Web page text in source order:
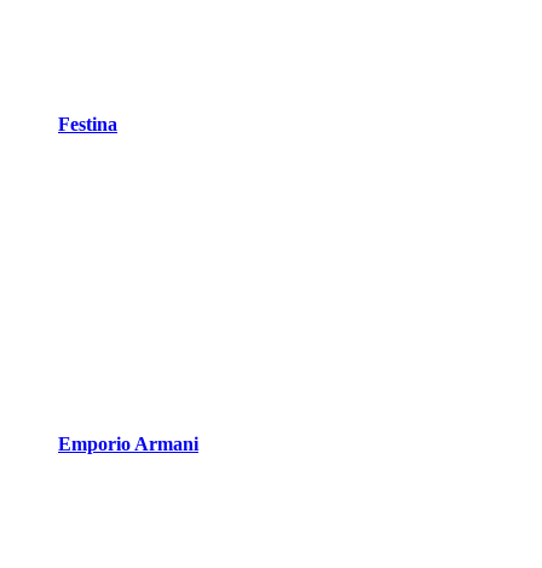
Festina
Emporio Armani